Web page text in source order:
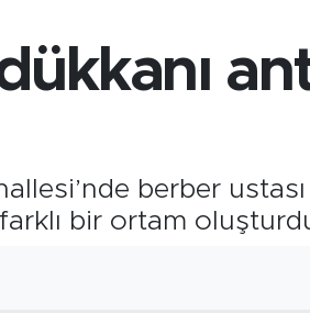
berber ustası
bir ortam